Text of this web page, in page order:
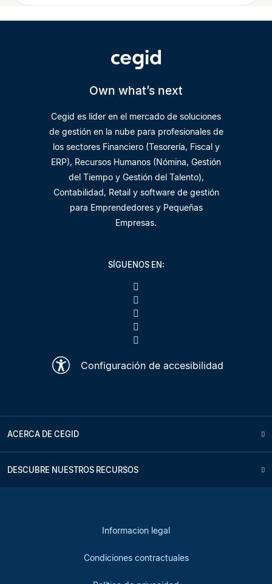
Own what’s next
Cegid es líder en el mercado de soluciones
de gestión en la nube para profesionales de
los sectores Financiero (Tesorería, Fiscal y
ERP), Recursos Humanos (Nómina, Gestión
del Tiempo y Gestión del Talento),
Contabilidad, Retail y software de gestión
para Emprendedores y Pequeñas
Empresas.
SÍGUENOS EN:
Configuración de accesibilidad
ACERCA DE CEGID
DESCUBRE NUESTROS RECURSOS
Informacion legal
Condiciones contractuales